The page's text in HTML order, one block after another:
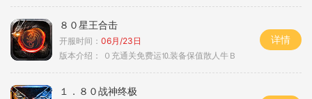
８０星王合击
开服时间： 06月/23日
版本介绍：
０充通关免费运⒑装备保值散人牛Ｂ
详情
１．８０战神终极